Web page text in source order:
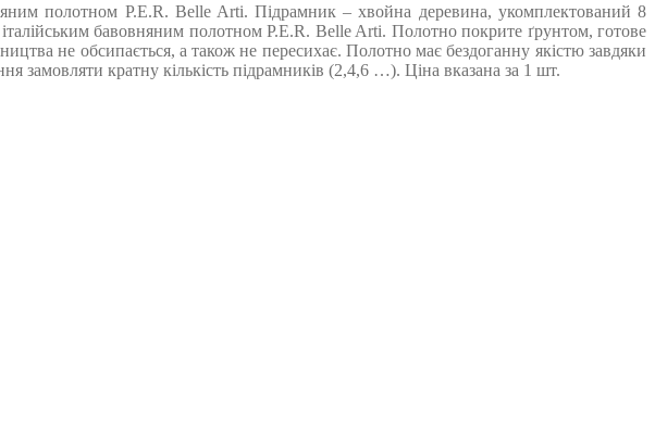
полотном P.E.R. Belle Arti. Підрамник – хвойна деревина, укомплектований 8
бавовняним полотном P.E.R. Belle Arti. Полотно покрите ґрунтом, готове
не обсипається, а також не пересихає. Полотно має бездоганну якістю завдяки
кратну кількість підрамників (2,4,6 …). Ціна вказана за 1 шт.